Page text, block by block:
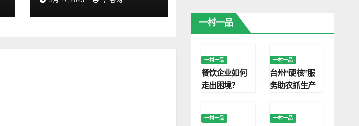
一村一品
一村一品
餐饮企业如何
走出困境？
一村一品
台州“硬核”服
务助农抓生产
一村一品 一村一品